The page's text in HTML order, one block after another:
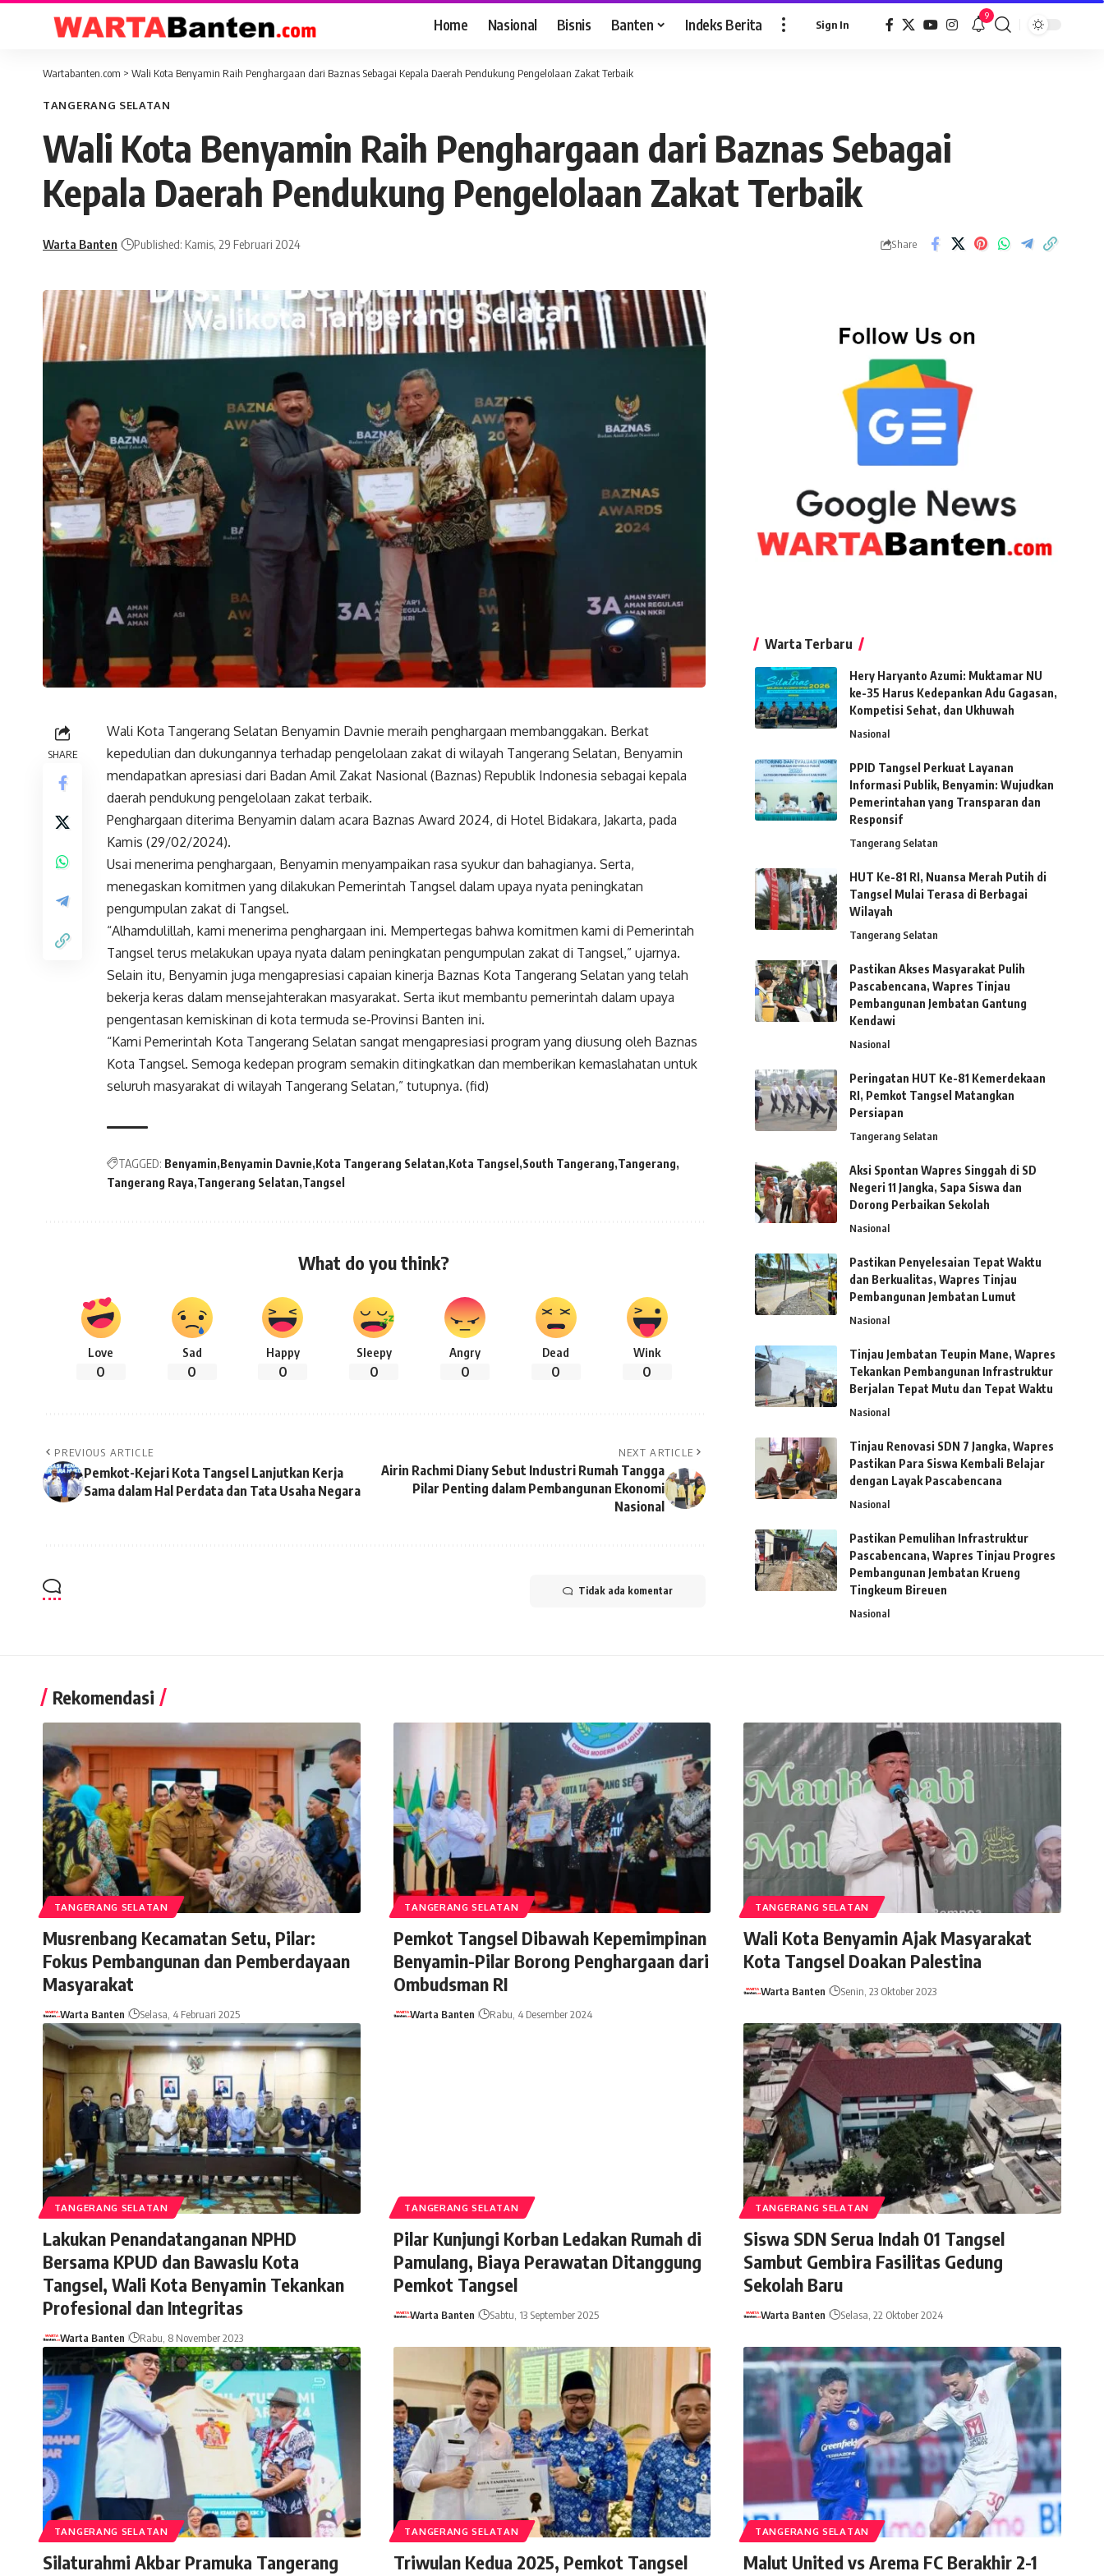
Home Nasional Bisnis Banten Indeks Berita Sign In
9
Wartabanten.com > Wali Kota Benyamin Raih Penghargaan dari Baznas Sebagai Kepala Daerah Pendukung Pengelolaan Zakat Terbaik
TANGERANG SELATAN
Wali Kota Benyamin Raih Penghargaan dari Baznas Sebagai
Kepala Daerah Pendukung Pengelolaan Zakat Terbaik
Warta Banten Published: Kamis, 29 Februari 2024 Share
SHARE
Wali Kota Tangerang Selatan Benyamin Davnie meraih penghargaan membanggakan. Berkat
kepedulian dan dukungannya terhadap pengelolaan zakat di wilayah Tangerang Selatan, Benyamin
mendapatkan apresiasi dari Badan Amil Zakat Nasional (Baznas) Republik Indonesia sebagai kepala
daerah pendukung pengelolaan zakat terbaik.
Penghargaan diterima Benyamin dalam acara Baznas Award 2024, di Hotel Bidakara, Jakarta, pada
Kamis (29/02/2024).
Usai menerima penghargaan, Benyamin menyampaikan rasa syukur dan bahagianya. Serta,
menegaskan komitmen yang dilakukan Pemerintah Tangsel dalam upaya nyata peningkatan
pengumpulan zakat di Tangsel.
“Alhamdulillah, kami menerima penghargaan ini. Mempertegas bahwa komitmen kami di Pemerintah
Tangsel terus melakukan upaya nyata dalam peningkatan pengumpulan zakat di Tangsel,” ujarnya.
Selain itu, Benyamin juga mengapresiasi capaian kinerja Baznas Kota Tangerang Selatan yang telah
bekerja keras dalam mensejahterakan masyarakat. Serta ikut membantu pemerintah dalam upaya
pengentasan kemiskinan di kota termuda se-Provinsi Banten ini.
“Kami Pemerintah Kota Tangerang Selatan sangat mengapresiasi program yang diusung oleh Baznas
Kota Tangsel. Semoga kedepan program semakin ditingkatkan dan memberikan kemaslahatan untuk
seluruh masyarakat di wilayah Tangerang Selatan,” tutupnya. (fid)
TAGGED: Benyamin Benyamin Davnie Kota Tangerang Selatan Kota Tangsel South Tangerang Tangerang
Tangerang Raya Tangerang Selatan Tangsel
What do you think?
Love
0
Sad
0
Happy
0
Sleepy
0
Angry
0
Dead
0
Wink
0
PREVIOUS ARTICLE
Pemkot-Kejari Kota Tangsel Lanjutkan Kerja
Sama dalam Hal Perdata dan Tata Usaha Negara
NEXT ARTICLE
Airin Rachmi Diany Sebut Industri Rumah Tangga
Pilar Penting dalam Pembangunan Ekonomi
Nasional
Tidak ada komentar
Warta Terbaru
Hery Haryanto Azumi: Muktamar NU
ke-35 Harus Kedepankan Adu Gagasan,
Kompetisi Sehat, dan Ukhuwah
Nasional
PPID Tangsel Perkuat Layanan
Informasi Publik, Benyamin: Wujudkan
Pemerintahan yang Transparan dan
Responsif
Tangerang Selatan
HUT Ke-81 RI, Nuansa Merah Putih di
Tangsel Mulai Terasa di Berbagai
Wilayah
Tangerang Selatan
Pastikan Akses Masyarakat Pulih
Pascabencana, Wapres Tinjau
Pembangunan Jembatan Gantung
Kendawi
Nasional
Peringatan HUT Ke-81 Kemerdekaan
RI, Pemkot Tangsel Matangkan
Persiapan
Tangerang Selatan
Aksi Spontan Wapres Singgah di SD
Negeri 11 Jangka, Sapa Siswa dan
Dorong Perbaikan Sekolah
Nasional
Pastikan Penyelesaian Tepat Waktu
dan Berkualitas, Wapres Tinjau
Pembangunan Jembatan Lumut
Nasional
Tinjau Jembatan Teupin Mane, Wapres
Tekankan Pembangunan Infrastruktur
Berjalan Tepat Mutu dan Tepat Waktu
Nasional
Tinjau Renovasi SDN 7 Jangka, Wapres
Pastikan Para Siswa Kembali Belajar
dengan Layak Pascabencana
Nasional
Pastikan Pemulihan Infrastruktur
Pascabencana, Wapres Tinjau Progres
Pembangunan Jembatan Krueng
Tingkeum Bireuen
Nasional
Rekomendasi
TANGERANG SELATAN
Musrenbang Kecamatan Setu, Pilar:
Fokus Pembangunan dan Pemberdayaan
Masyarakat
Warta Banten Selasa, 4 Februari 2025
TANGERANG SELATAN
Pemkot Tangsel Dibawah Kepemimpinan
Benyamin-Pilar Borong Penghargaan dari
Ombudsman RI
Warta Banten Rabu, 4 Desember 2024
TANGERANG SELATAN
Wali Kota Benyamin Ajak Masyarakat
Kota Tangsel Doakan Palestina
Warta Banten Senin, 23 Oktober 2023
TANGERANG SELATAN
Lakukan Penandatanganan NPHD
Bersama KPUD dan Bawaslu Kota
Tangsel, Wali Kota Benyamin Tekankan
Profesional dan Integritas
Warta Banten Rabu, 8 November 2023
TANGERANG SELATAN
Pilar Kunjungi Korban Ledakan Rumah di
Pamulang, Biaya Perawatan Ditanggung
Pemkot Tangsel
Warta Banten Sabtu, 13 September 2025
TANGERANG SELATAN
Siswa SDN Serua Indah 01 Tangsel
Sambut Gembira Fasilitas Gedung
Sekolah Baru
Warta Banten Selasa, 22 Oktober 2024
TANGERANG SELATAN
Silaturahmi Akbar Pramuka Tangerang
TANGERANG SELATAN
Triwulan Kedua 2025, Pemkot Tangsel
TANGERANG SELATAN
Malut United vs Arema FC Berakhir 2-1